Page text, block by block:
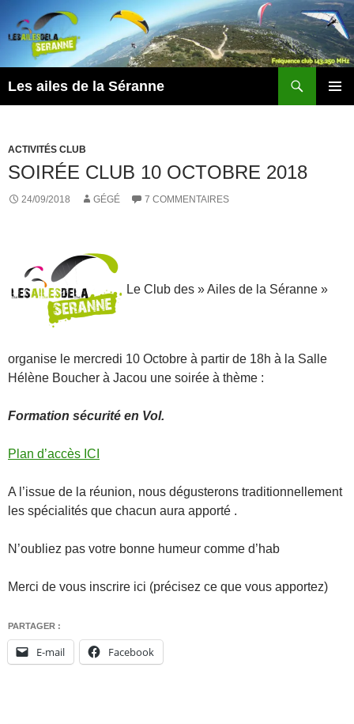
contenu
Les ailes de la Séranne
ACTIVITÉS CLUB
SOIRÉE CLUB 10 OCTOBRE 2018
24/09/2018 GÉGÉ 7 COMMENTAIRES
Le Club des » Ailes de la Séranne »
organise le mercredi 10 Octobre à partir de 18h à la Salle
Hélène Boucher à Jacou une soirée à thème :
Formation sécurité en Vol.
Plan d’accès ICI
A l’issue de la réunion, nous dégusterons traditionnellement
les spécialités que chacun aura apporté .
N’oubliez pas votre bonne humeur comme d’hab
Merci de vous inscrire ici (précisez ce que vous apportez)
PARTAGER :
E-mail Facebook